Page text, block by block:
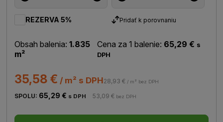
REZERVA 5% Pridať k porovnaniu
Obsah balenia: 1.835
m²
Cena za 1 balenie: 65,29 € s
DPH
35,58 € / m² s DPH28,93 € / m² bez DPH
SPOLU: 65,29 € s DPH 53,09 € bez DPH